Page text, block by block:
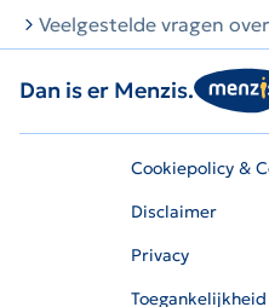
Veelgestelde vragen
Dan is er Menzis.
Cookiepolicy &
Disclaimer
Privacy
Toegankelijkheid